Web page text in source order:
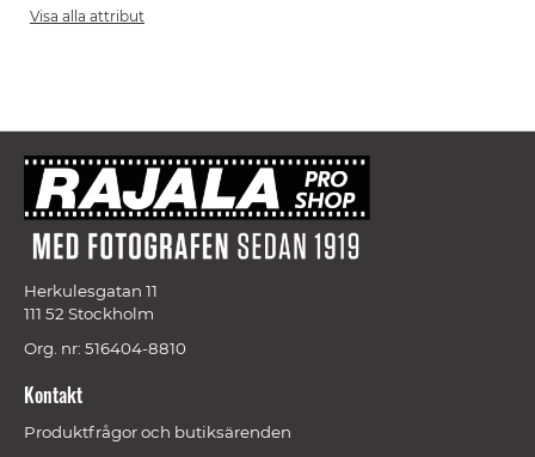
Visa alla attribut
Herkulesgatan 11
111 52 Stockholm
Org. nr: 516404-8810
Kontakt
Produktfrågor och butiksärenden